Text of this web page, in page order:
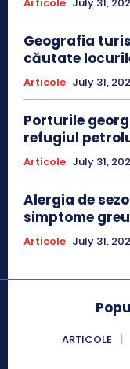
Geografia
căutate
Articole July 31,
Porturile
refugiul
Articole July 31,
Alergia de
simptome
Articole July 31,
ARTICOLE